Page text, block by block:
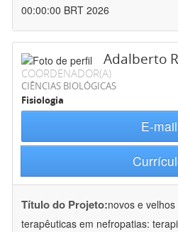
00:00:00 BRT 2026
Adalberto
COORDENADOR(A)
CIÊNCIAS BIOLÓGICAS
Fisiologia
E-mail
Título do Projeto:novos e
terapêuticas em nefropatias: